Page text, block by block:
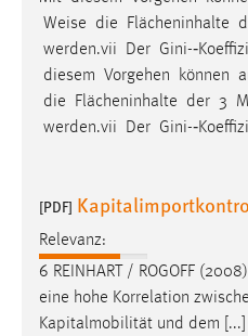
Weise die Flächeninhalte
werden.vii Der Gini-­
diesem Vorgehen können
die Flächeninhalte der 3
werden.vii Der Gini-­
[PDF]
Relevanz:
6 REINHART / ROGOFF (2008)
eine hohe Korrelation
Kapitalmobilität und dem
EXTERNE MEDIEN
Um Inhalte von
Plattformen anzeigen zu
externen Medien Cookies
Vimeo